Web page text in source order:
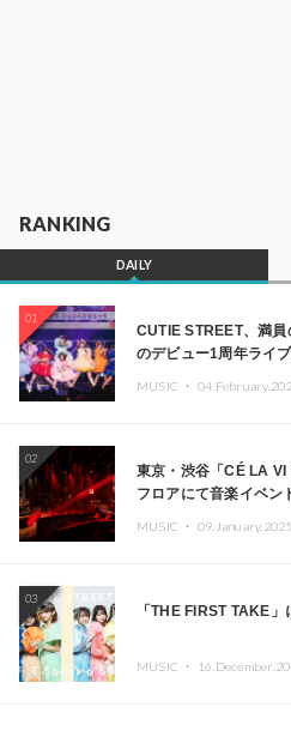
RANKING
DAILY
01
CUTIE STREET、満
のデビュー1周年ライ
MUSIC ・
02
東京・渋谷「CÉ LA
フロアにて音楽イベ
MUSIC ・ 09.January.2025
03
「THE FIRST TAKE
MUSIC ・